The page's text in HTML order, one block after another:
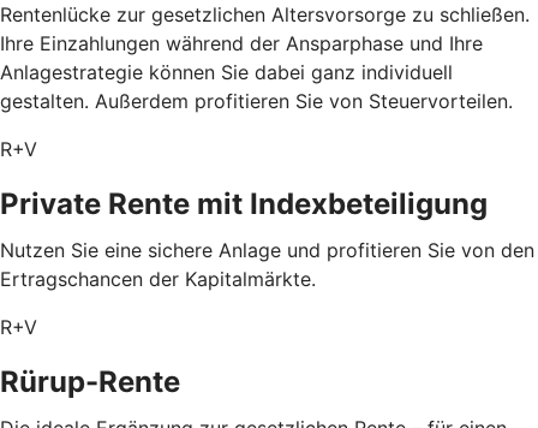
Rentenlücke zur gesetzlichen Altersvorsorge zu schließen.
Ihre Einzahlungen während der Ansparphase und Ihre
Anlagestrategie können Sie dabei ganz individuell
gestalten. Außerdem profitieren Sie von Steuervorteilen.
R+V
Private Rente mit Index­beteiligung
Nutzen Sie eine sichere Anlage und profitieren Sie von den
Ertragschancen der Kapitalmärkte.
R+V
Rürup-Rente